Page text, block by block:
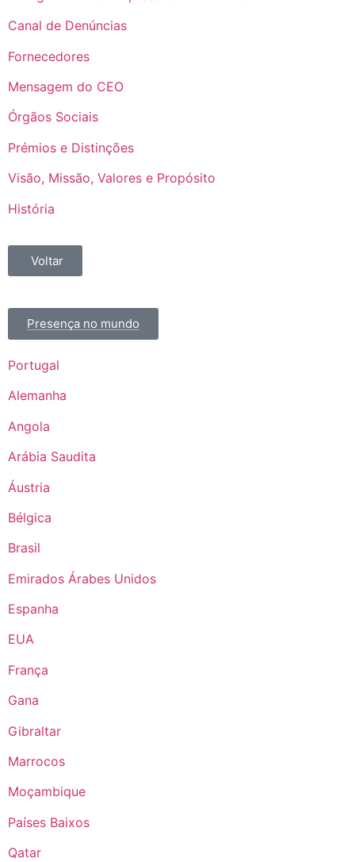
Canal de Denúncias
Fornecedores
Mensagem do CEO
Órgãos Sociais
Prémios e Distinções
Visão, Missão, Valores e Propósito
História
Voltar
Presença no mundo
Portugal
Alemanha
Angola
Arábia Saudita
Áustria
Bélgica
Brasil
Emirados Árabes Unidos
Espanha
EUA
França
Gana
Gibraltar
Marrocos
Moçambique
Países Baixos
Qatar